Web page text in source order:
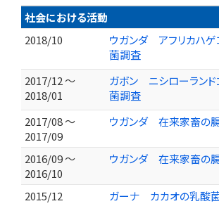
社会における活動
2018/10
ウガンダ アフリカハ
菌調査
2017/12 ～
2018/01
ガボン ニシローランド
菌調査
2017/08 ～
2017/09
ウガンダ 在来家畜の
2016/09 ～
2016/10
ウガンダ 在来家畜の
2015/12
ガーナ カカオの乳酸